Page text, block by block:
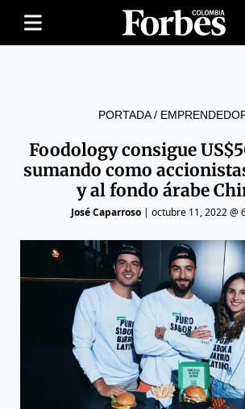
PORTADA/
Foodology consigue
sumando como
y al fondo árabe
José Caparroso| octubre 11, 2022 @